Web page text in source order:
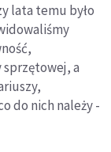
lata temu było
sprzętowej, a
do nich należy -